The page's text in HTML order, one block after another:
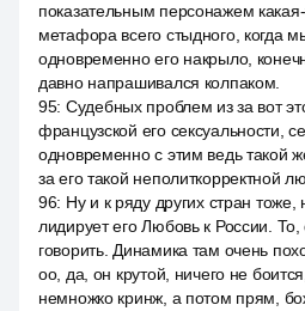
показательным персонажем
метафора всего стыдного, когда
одновременно его накрыло,
давно напрашивался колпаком.
95: Судебных проблем из за вот
французской его сексуальности,
одновременно с этим ведь такой
за его такой неполиткорректной
96: Ну и к ряду других стран тоже,
лидирует его Любовь к России.
говорить. Динамика там очень
оо, да, он крутой, ничего не
немножко кринж, а потом прям,